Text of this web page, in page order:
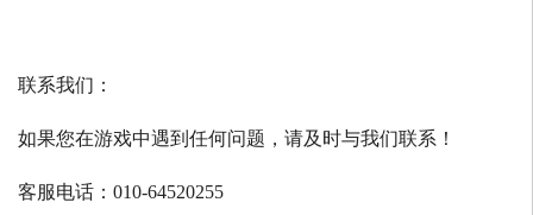
联系我们：
如果您在游戏中遇到任何问题，请及时与我们联系！
客服电话： 010-64520255